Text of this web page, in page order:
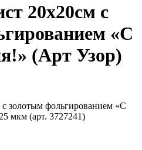
20х20см с
«С
(Арт Узор)
золотым фольгированием «С
мкм (арт. 3727241)